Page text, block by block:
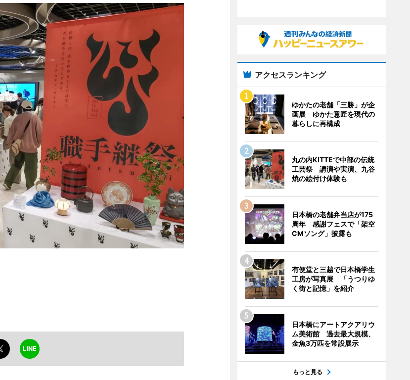
アクセスランキング
ゆかたの老舗「三勝」が企
画展 ゆかた意匠を現代の
暮らしに再構成
丸の内KITTEで中部の伝統
工芸祭 講演や実演、九谷
焼の絵付け体験も
日本橋の老舗弁当店が175
周年 感謝フェスで「架空
CMソング」披露も
有便堂と三越で日本橋学生
工房が写真展 「うつりゆ
く街と記憶」を紹介
日本橋にアートアクアリウ
ム美術館 過去最大規模、
金魚3万匹を常設展示
もっと見る